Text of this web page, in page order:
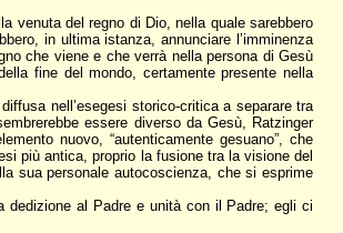
venuta del regno di Dio, nella quale sarebbero
in ultima istanza, annunciare l’imminenza
che viene e che verrà nella persona di Gesù
fine del mondo, certamente presente nella
nell’esegesi storico-critica a separare tra
essere diverso da Gesù, Ratzinger
nuovo, “autenticamente gesuano”, che
più antica, proprio la fusione tra la visione del
sua personale autocoscienza, che si esprime
dedizione al Padre e unità con il Padre; egli ci